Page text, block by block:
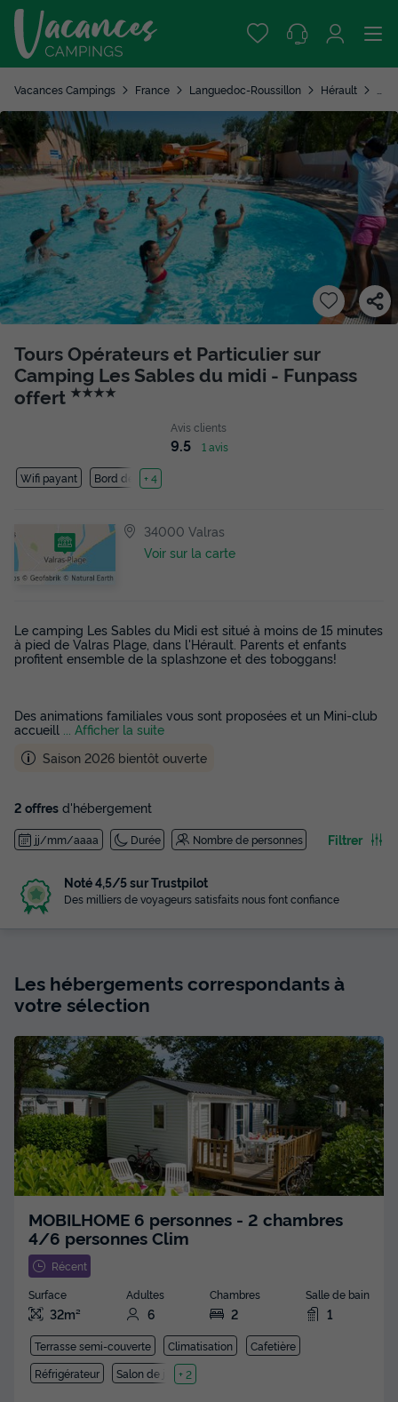
Vacances Campings France Languedoc-Roussillon Hérault
Tours Opérateurs et Particulier sur
Camping Les Sables du midi - Funpass
offert ★★★★
Avis clients
9.5 1 avis
Wifi payant Bord de mer
+ 4
34000 Valras
Voir sur la carte
Le camping Les Sables du Midi est situé à moins de 15 minutes
à pied de Valras Plage, dans l'Hérault. Parents et enfants
profitent ensemble de la splashzone et des toboggans!
Des animations familiales vous sont proposées et un Mini-club
accueill
... Afficher la suite
Saison 2026 bientôt ouverte
2 offres d'hébergement
jj/mm/aaaa Durée Nombre de personnes Filtrer
Noté 4,5/5 sur Trustpilot
Des milliers de voyageurs satisfaits nous font confiance
Les hébergements correspondants à
votre sélection
MOBILHOME 6 personnes - 2 chambres
4/6 personnes Clim
Récent
Surface
32m²
Adultes
6
Chambres
2
Salle de bain
1
Terrasse semi-couverte Climatisation
Cafetière
Réfrigérateur
Salon de jardin
+ 2